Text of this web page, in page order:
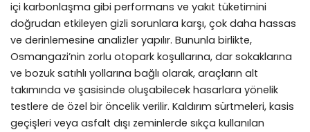
içi karbonlaşma gibi performans ve yakıt tüketimini
doğrudan etkileyen gizli sorunlara karşı, çok daha hassas
ve derinlemesine analizler yapılır. Bununla birlikte,
Osmangazi’nin zorlu otopark koşullarına, dar sokaklarına
ve bozuk satıhlı yollarına bağlı olarak, araçların alt
takımında ve şasisinde oluşabilecek hasarlara yönelik
testlere de özel bir öncelik verilir. Kaldırım sürtmeleri, kasis
geçişleri veya asfalt dışı zeminlerde sıkça kullanılan